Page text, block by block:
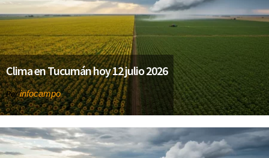
Clima en Tucumán hoy 12 julio 2026
Porinfocampo